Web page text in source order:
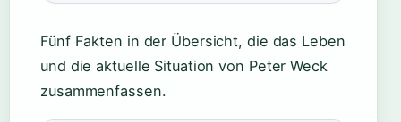
Fünf Fakten in der Übersicht, die das Leben
und die aktuelle Situation von Peter Weck
zusammenfassen.